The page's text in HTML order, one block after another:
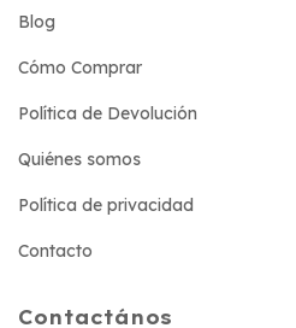
Blog
Cómo Comprar
Política de Devolución
Quiénes somos
Política de privacidad
Contacto
Contactános